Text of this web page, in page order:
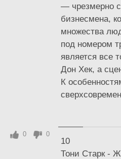
— чрезмерно
бизнесмена,
множества
под номером
является все
Дон Хек, а
К
10
Тони Старк -
0 0